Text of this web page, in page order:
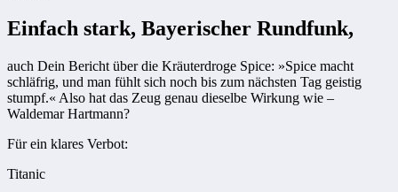
Einfach stark, Bayerischer Rundfunk,
auch Dein Bericht über die Kräuterdroge Spice: »Spice macht
schläfrig, und man fühlt sich noch bis zum nächsten Tag geistig
stumpf.« Also hat das Zeug genau dieselbe Wirkung wie –
Waldemar Hartmann?
Für ein klares Verbot:
Titanic